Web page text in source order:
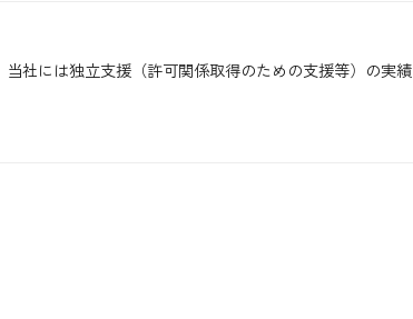
社には独立支援（許可関係取得のための支援等）の実績